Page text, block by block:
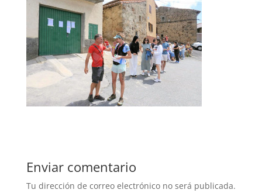
Enviar comentario
Tu dirección de correo electrónico no será publicada.